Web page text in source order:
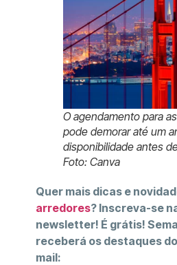
O agendamento para
pode demorar até um
disponibilidade antes
Foto: Canva
Quer mais dicas e
arredores? Inscreva-se
newsletter! É grátis!
receberá os destaques
mail: